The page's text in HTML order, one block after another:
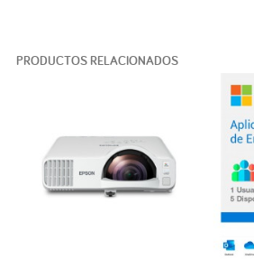
PRODUCTOS RELACIONADOS